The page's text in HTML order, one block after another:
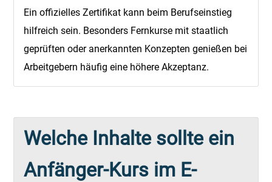
Ein offizielles Zertifikat kann beim Berufseinstieg
hilfreich sein. Besonders Fernkurse mit staatlich
geprüften oder anerkannten Konzepten genießen bei
Arbeitgebern häufig eine höhere Akzeptanz.
Welche Inhalte sollte ein
Anfänger-Kurs im E-